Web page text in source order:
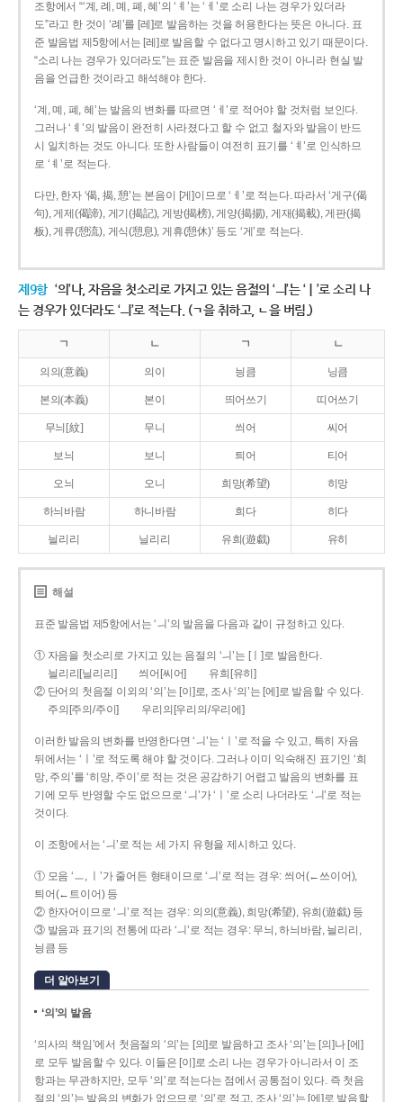
조항에서 “‘계, 례, 몌, 폐, 혜’의 ‘ㅖ’는 ‘ㅔ’로 소리 나는 경우가 있더라
도”라고 한 것이 ‘례’를 [레]로 발음하는 것을 허용한다는 뜻은 아니다. 표
준 발음법 제5항에서는 [레]로 발음할 수 없다고 명시하고 있기 때문이다.
“소리 나는 경우가 있더라도”는 표준 발음을 제시한 것이 아니라 현실 발
음을 언급한 것이라고 해석해야 한다.
‘계, 몌, 폐, 혜’는 발음의 변화를 따르면 ‘ㅔ’로 적어야 할 것처럼 보인다.
그러나 ‘ㅖ’의 발음이 완전히 사라졌다고 할 수 없고 철자와 발음이 반드
시 일치하는 것도 아니다. 또한 사람들이 여전히 표기를 ‘ㅖ’로 인식하므
로 ‘ㅖ’로 적는다.
다만, 한자 ‘偈, 揭, 憩’는 본음이 [게]이므로 ‘ㅔ’로 적는다. 따라서 ‘게구(偈
句), 게제(偈諦), 게기(揭記), 게방(揭榜), 게양(揭揚), 게재(揭載), 게판(揭
板), 게류(憩流), 게식(憩息), 게휴(憩休)’ 등도 ‘게’로 적는다.
제9항 ‘의’나, 자음을 첫소리로 가지고 있는 음절의 ‘ㅢ’는 ‘ㅣ’로 소리 나
는 경우가 있더라도 ‘ㅢ’로 적는다. (ㄱ을 취하고, ㄴ을 버림.)
ㄱ ㄴ ㄱ ㄴ
의의(意義) 의이 닁큼 닝큼
본의(本義) 본이 띄어쓰기 띠어쓰기
무늬[紋] 무니 씌어 씨어
보늬 보니 틔어 티어
오늬 오니 희망(希望) 히망
하늬바람 하니바람 희다 히다
늴리리 닐리리 유희(遊戱) 유히
해설
표준 발음법 제5항에서는 ‘ㅢ’의 발음을 다음과 같이 규정하고 있다.
① 자음을 첫소리로 가지고 있는 음절의 ‘ㅢ’는 [ㅣ]로 발음한다.
늴리리[닐리리]
씌어[씨어]
유희[유히]
② 단어의 첫음절 이외의 ‘의’는 [이]로, 조사 ‘의’는 [에]로 발음할 수 있다.
주의[주의/주이]
우리의[우리의/우리에]
이러한 발음의 변화를 반영한다면 ‘ㅢ’는 ‘ㅣ’로 적을 수 있고, 특히 자음
뒤에서는 ‘ㅣ’로 적도록 해야 할 것이다. 그러나 이미 익숙해진 표기인 ‘희
망, 주의’를 ‘히망, 주이’로 적는 것은 공감하기 어렵고 발음의 변화를 표
기에 모두 반영할 수도 없으므로 ‘ㅢ’가 ‘ㅣ’로 소리 나더라도 ‘ㅢ’로 적는
것이다.
이 조항에서는 ‘ㅢ’로 적는 세 가지 유형을 제시하고 있다.
① 모음 ‘ㅡ, ㅣ’가 줄어든 형태이므로 ‘ㅢ’로 적는 경우: 씌어(←쓰이어),
틔어(←트이어) 등
② 한자어이므로 ‘ㅢ’로 적는 경우: 의의(意義), 희망(希望), 유희(遊戱) 등
③ 발음과 표기의 전통에 따라 ‘ㅢ’로 적는 경우: 무늬, 하늬바람, 늴리리,
닁큼 등
더 알아보기
‘의’의 발음
‘의사의 책임’에서 첫음절의 ‘의’는 [의]로 발음하고 조사 ‘의’는 [의]나 [에]
로 모두 발음할 수 있다. 이들은 [이]로 소리 나는 경우가 아니라서 이 조
항과는 무관하지만, 모두 ‘의’로 적는다는 점에서 공통점이 있다. 즉 첫음
절의 ‘의’는 발음의 변화가 없으므로 ‘의’로 적고, 조사 ‘의’는 [에]로 발음할